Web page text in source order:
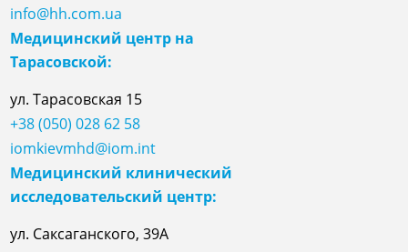
info@hh.com.ua
Медицинский центр на
Тарасовской:
ул.Тарасовская 15
+38 (050) 028 62 58
iomkievmhd@iom.int
Медицинский клинический
исследовательский центр:
ул. Саксаганского, 39А